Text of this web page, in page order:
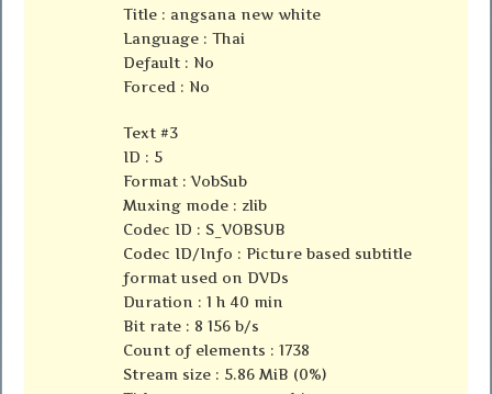
Title : angsana new white
Language : Thai
Default : No
Forced : No
Text #3
ID : 5
Format : VobSub
Muxing mode : zlib
Codec ID : S_VOBSUB
Codec ID/Info : Picture based subtitle
format used on DVDs
Duration : 1 h 40 min
Bit rate : 8 156 b/s
Count of elements : 1738
Stream size : 5.86 MiB (0%)